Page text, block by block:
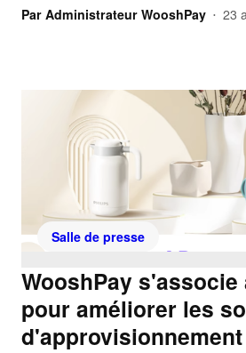
Par Administrateur WooshPay • 23
Salle de presse
WooshPay s'associe
pour améliorer les